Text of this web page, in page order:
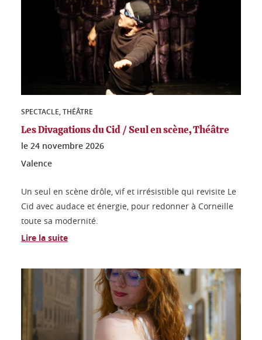
SPECTACLE, THÉÂTRE
Les Divagations du Cid / Seul en scène, Théâtre
le 24 novembre 2026
Valence
Un seul en scène drôle, vif et irrésistible qui revisite Le
Cid avec audace et énergie, pour redonner à Corneille
toute sa modernité.
Lire la suite